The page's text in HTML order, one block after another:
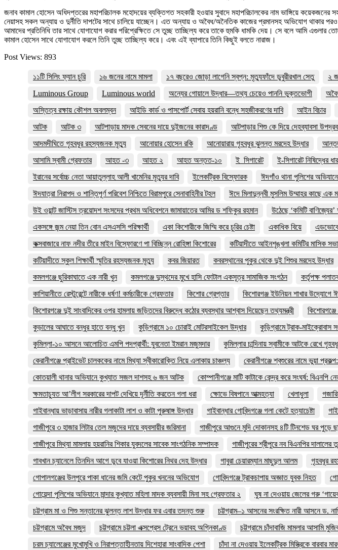
জনাব কামাল হোসেন অধিদপ্তরের মহাপরিচালক মহোদয়ের ব্যক্তিগত সহকারী হওয়ার সুবাদে মহাপরিচালকের নাম ভাঙ্গিয়ে কয়েকজনের
নেয়াসহ সকল অন্যায় ও দুর্নীতি দাপটের সাথে চালিয়ে যাচ্ছেন। এত অন্যায় ও অবৈধ/অনৈতিক কাজের প্রমানসহ অভিযোগ থাকার
আমাদের প্রতিনিধি তার সাথে যোগাযোগ করার পরিপ্রেক্ষিতে সে তুচ্ছ তাচ্ছিল্য করে তাকে হুমকি ধামকি দেয়। সে বলে আমি এগুলার
কামাল হোসেন সাথে যোগাযোগ করলে তিনি তুচ্ছ তাচ্ছিল্য করে। এবং এই ব্যাপারে তিনি কিছুই বলতে নারাজ।
Post Views: 893
১১টি সিলিং ফ্যান চুরি ১৬ জনের নামে মামলা ১৭ বছরেও জোড়া লাগেনি স্বপ্ন: মৃত্যুফাঁদে ডুবুরীরখাল সেতু ২
Luminous Group
Luminous world অন্যের গোয়ালে উদ্ধার—তথ্য চেয়েও পাননি ভুক্তভোগী
অস্তিত্ব রক্ষায় কৌশল অবলম্বন
আইডি কার্ড ও পাসপোর্ট সেবায় হয়রানি বন্ধে সহজীকরণের দাবি আইন বিচার
আটক
আটক ৩ আটপাড়ায় মাদক সেবনের দায়ে দুইজনের কারাদণ্ড আটপাড়ার শিশু কে দিয়ে দেহব্যাবসা
আদমদীঘিতে গৃহবধূর রহস্যজনক মৃত্যু
আনোয়ার হোসেন রকি আনোয়ারায় গৃহবধূর ঝুলন্ত মরদেহ উদ্ধার
আসামি স্বামী গ্রেফতার
আহত -৩ আহত ২ আহত অন্তত-১০ ই_সিগারেট ই-সিগারেট নিষিদ্ধের
ইরানের সর্বোচ্চ নেতা আয়াতুল্লাহ আলী খামেনির মৃত্যুর দাবি
ইলেকট্রিক বিস্ফোরক ঈদগাঁও থানা পুলিশের
ঈদযাত্রা নিরাপদ ও শান্তিপূর্ণ পরিবেশ নিশ্চিতে বিরামপুরে সেনাবাহিনীর টহল
ঈদে মিলাদুন্নবী মুসলিম উম্মাহর কাছে এক
উই ওয়ান্ট জাস্টিস ত্রয়োদশ সংসদের প্রথম অধিবেশনে জামায়াতের আমির ড শফিকুর রহমান
উঠেছে ‘কমিটি
একসঙ্গে জন্ম নেয়া তিন বোন এসএসসি পরিক্ষার্থী
একা কিশোরীকে জিম্মি করে চুরির চেষ্টা একাধিক বিয়ে
কক্সবাজারে নাফ নদীর তীরে মাইন বিস্ফোরণে পা বিচ্ছিন্ন রোহিঙ্গা কিশোরের
কটিয়াদীতে আইনশৃঙ্খলা কমিটির মাসিক
কটিয়াদীতে স্কুল শিক্ষার্থী স্মৃতির রহস্যজনক মৃত্যু
কবর জিয়ারত কবরস্থানের পুকুর থেকে দুই শিশুর মরদেহ উদ্ধার
কমলগঞ্জে ছুরিকাঘাতে এক নারী খুন
কমলগঞ্জে দুস্থদের মুখে হাসি ফোটাল একসূত্র সামাজিক সংগঠন কর্তৃপক্ষ
কাশিয়ানীতে রেস্টুরেন্টে নারীকে ধর্ষণ! কর্মচারীকে গ্রেফতার
কিশোর গ্রেপ্তার
কিশোরগঞ্জ ইউনিয়ন শাখার উদ্যোগে
কিশোরগঞ্জে দুই সাংবাদিকের ওপর হামলায় জড়িতদের বিরুদ্ধে কঠোর ব্যবস্থার আশ্বাস দিয়েছেন তথ্যমন্ত্রী
কুড়ালের আঘাতে বন্ধুর হাতে বন্ধু খুন
কুড়িগ্রামে ১০ চোরাই মোটরসাইকেল উদ্ধার কুড়িগ্রামে ট্রাক-মাইক্রোবাস
কুমিল্লা-১০ আসনে আলোচিত এমপি পদপ্রার্থী: যুবনেতা ইমরান মজুমদার
কুমিল্লার চান্দিনায় স্বামীকে আটকে রেখে
কেরানীগঞ্জে প্রাইভেট চালককের নামে মিথ্যা স্বীকারোক্তি নিয়ে এলাকায় চাঞ্চল্য
কেরানীগঞ্জে শ্বশুরের নামে ভুয়া
কোতয়ালী থানার অভিযানে কুখ্যাত সজল দাশসহ ৬ জন আটক
কোম্পানীগঞ্জে মাটি কাটাকে কেন্দ্র করে সংঘর্ষ: বিএনপি
ক্ষমতাচ্যুত আ’লীগ সরকারের দাপট দেখিয়ে দূর্নীতি করতেন গলা ধরা
ক্ষোভে বিষপানে আত্মহত্যা খেলাধুলা
গাইবান্ধায় ভাড়াবাসায় নারীর গলাকাটা লাশ ও কাটা পুরুষাঙ্গ উদ্ধার
গাইবান্ধার গোবিন্দগঞ্জে গলা কেটে হত্যাচেষ্টা
গাজীপুরে ৩ হাজার লিটার তেল মজুদের দায়ে ব্যবসায়ীর জরিমানা
গাজীপুরে আগুনে মুদি দোকানসহ ৪টি টিনশেড ঘর পুড়ে
গাজীপুরে মিথ্যা মামলায় হয়রানির শিকার যুবদলের সাবেক সাংগঠনিক সম্পাদক
গাজীপুরের শ্রীপুরে নব বিএনপির দালালের
গাবখান চ্যানেলে তিনদিন আগে ডুবে যাওয়া কিশোরের নিথর দেহ উদ্ধার
গাবুরা চেয়ারম্যান মাছুদুল আলম গৃহবধূর
গোপালগঞ্জের উলপুরে পাকা ধানের জমি কেটে পুকুর খননের অভিযোগ
গোবিন্দগঞ্জে ট্রাকচাপায় অজ্ঞাত যুবক নিহত
গোয়েন্দা পুলিশের অভিযানে মান্দার কুখ্যাত মহিলা মাদক ব্যবসায়ী মিনা সহ গ্রেফতার ২
ঘুষ না দেওয়ায় জেলের গরু
চট্টগ্রাম মা ও শিশু সন্তানের ঝুলন্ত লাশ উদ্ধার ফর এবার তদন্ত শুরু
চট্টগ্রাম–১ আসনের সংরক্ষিত নারী আসনে ড.
চট্টগ্রামে অবৈধ মজুদ
চট্টগ্রামে চট্টলা এক্সপ্রেস ট্রেনে ভয়াবহ অগ্নিকাণ্ড চট্টগ্রামে চাঁদাবাজি মামলার আসামি
চরম চ্যালেঞ্জের মুখোমুখি ও নিরাপত্তাহীনতায় দিশেহারা সাংবাদিক পেশা
চাঁদা না দেওয়ায় ইলেকট্রিক মিস্ত্রিকে বারবার